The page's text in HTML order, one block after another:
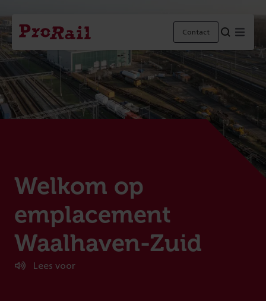
Navigatie
Homepage
ProRail
Contact
:
Welkom op
emplacement
Waalhaven-Zuid
Lees voor